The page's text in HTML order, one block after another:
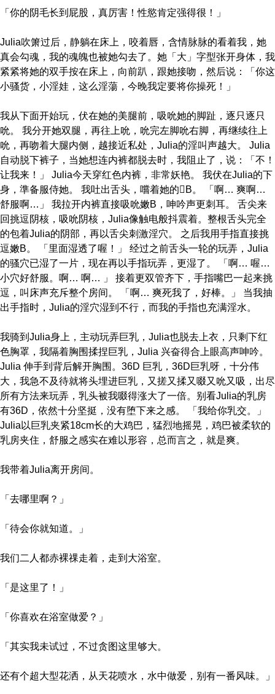
「你的阴毛长到屁股，真厉害！性慾肯定强得很！」
Julia吹箫过后，静躺在床上，咬着唇，含情脉脉的看着我，她
真会勾魂，我的魂魄也被她勾去了。她「大」字型张开身体，我
紧紧将她的双手按在床上，向前趴，跟她接吻，然后说：「你这
小骚货，小淫娃，这么淫蕩，今晚我定要将你操死！」
我从下面开始玩，伏在她的美腿前，吸吮她的脚趾，逐只逐只
吮。 我分开她双腿，再往上吮，吮完左脚吮右脚，再继续往上
吮，再吻着大腿内侧，越接近私处，Julia的淫叫声越大。 Julia
自动脱下裤子，当她想连内裤都脱去时，我阻止了，说：「不！
让我来！」 Julia今天穿红色内裤，非常妖艳。 我伏在Julia的下
身，準备服侍她。 我吐出舌头，嚐着她的B。 「啊… 爽啊…
舒服啊…」 我拉开内裤直接吸吮嫩B，呻吟声更刺耳。 舌尖来
回挑逗阴核，吸吮阴核，Julia像触电般抖震着。整根舌头完全
的包着Julia的阴部，再以舌尖刺激淫穴。 之后我用手指直接挑
逗嫩B。 「里面湿透了喔！」 经过之前舌头一轮的玩弄，Julia
的骚穴已湿了一片，现在再以手指玩弄，更湿了。 「啊… 喔…
小穴好舒服。啊… 啊… 」 接着更双管齐下，手指嘴巴一起来挑
逗，叫床声充斥整个房间。 「啊… 爽死我了，好棒。」 当我抽
出手指时，Julia的淫穴湿到不行，而我的手指也充满淫水。
我骑到Julia身上，主动玩弄巨乳，Julia也脱去上衣，只剩下红
色胸罩，我隔着胸围揉捏巨乳，Julia 兴奋得合上眼高声呻吟。
Julia 伸手到背后解开胸围。36D 巨乳，36D巨乳呀，十分伟
大，我急不及待就将头埋进巨乳，又搓又揉又啜又吮又吸，出尽
所有方法来玩弄，乳头被我啜得涨大了一倍。别看Julia的乳房
有36D，依然十分坚挺，没有堕下来之感。 「我给你乳交。」
Julia以巨乳夹紧18cm长的大鸡巴，猛烈地摇晃，鸡巴被柔软的
乳房夹住，舒服之感实在难以形容，总而言之，就是爽。
我带着Julia离开房间。
「去哪里啊？」
「待会你就知道。」
我们二人都赤裸祼走着，走到大浴室。
「是这里了！」
「你喜欢在浴室做爱？」
「其实我未试过，不过贪图这里够大。
还有个超大型花洒，从天花喷水，水中做爱，别有一番风味。」